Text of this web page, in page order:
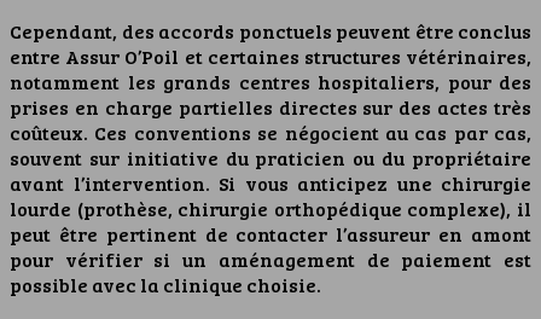
Cependant, des accords ponctuels peuvent être conclus
entre Assur O’Poil et certaines structures vétérinaires,
notamment les grands centres hospitaliers, pour des
prises en charge partielles directes sur des actes très
coûteux. Ces conventions se négocient au cas par cas,
souvent sur initiative du praticien ou du propriétaire
avant l’intervention. Si vous anticipez une chirurgie
lourde (prothèse, chirurgie orthopédique complexe), il
peut être pertinent de contacter l’assureur en amont
pour vérifier si un aménagement de paiement est
possible avec la clinique choisie.